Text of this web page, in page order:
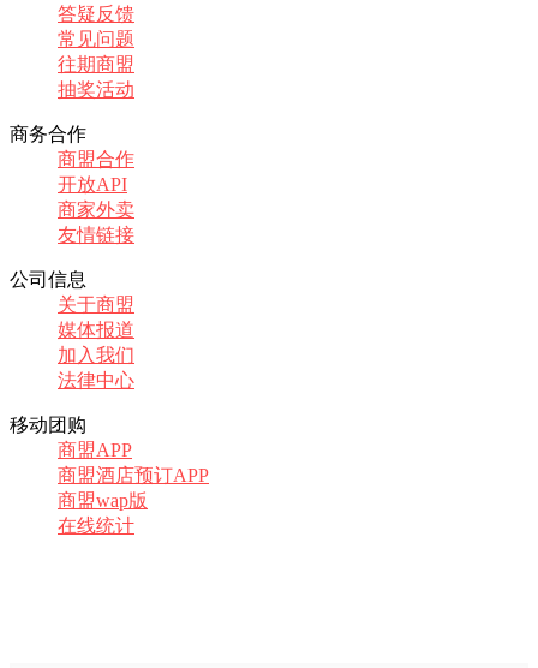
答疑反馈
常见问题
往期商盟
抽奖活动
商务合作
商盟合作
开放API
商家外卖
友情链接
公司信息
关于商盟
媒体报道
加入我们
法律中心
移动团购
商盟APP
商盟酒店预订APP
商盟wap版
在线统计